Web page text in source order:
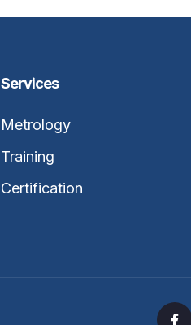
Services
Metrology
Training
Certification